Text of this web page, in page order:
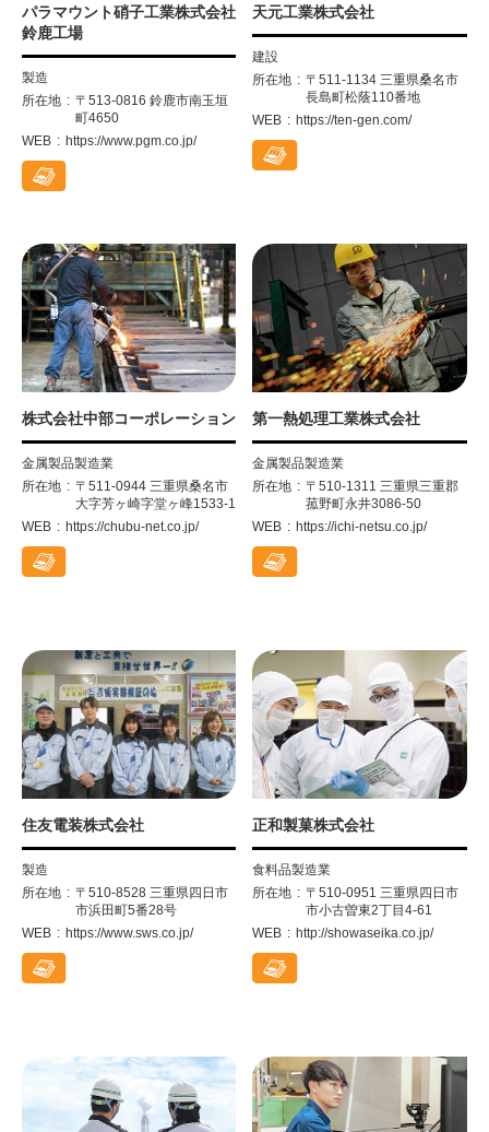
パラマウント硝子工業株式会社
鈴鹿工場
製造
所在地
〒513-0816 鈴鹿市南玉垣
町4650
WEB
https://www.pgm.co.jp/
天元工業株式会社
建設
所在地
〒511-1134 三重県桑名市
長島町松蔭110番地
WEB
https://ten-gen.com/
株式会社中部コーポレーション
金属製品製造業
所在地
〒511-0944 三重県桑名市
大字芳ヶ崎字堂ヶ峰1533-1
WEB
https://chubu-net.co.jp/
第一熱処理工業株式会社
金属製品製造業
所在地
〒510-1311 三重県三重郡
菰野町永井3086-50
WEB
https://ichi-netsu.co.jp/
住友電装株式会社
製造
所在地
〒510-8528 三重県四日市
市浜田町5番28号
WEB
https://www.sws.co.jp/
正和製菓株式会社
食料品製造業
所在地
〒510-0951 三重県四日市
市小古曽東2丁目4-61
WEB
http://showaseika.co.jp/